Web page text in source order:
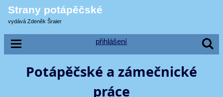
Strany potápěčské
vydává Zdeněk Šraier
přihlášení
Potápěčské a zámečnické
práce